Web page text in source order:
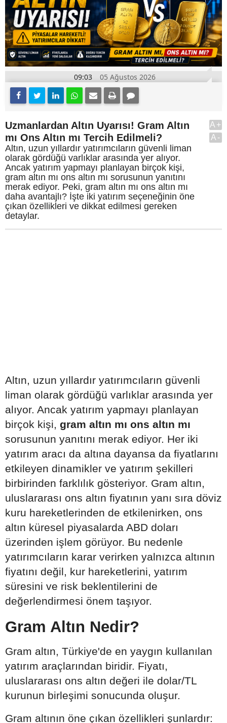
09:03 05 Ağustos 2026
Uzmanlardan Altın Uyarısı! Gram Altın
mı Ons Altın mı Tercih Edilmeli?
Altın, uzun yıllardır yatırımcıların güvenli liman
olarak gördüğü varlıklar arasında yer alıyor.
Ancak yatırım yapmayı planlayan birçok kişi,
gram altın mı ons altın mı sorusunun yanıtını
merak ediyor. Peki, gram altın mı ons altın mı
daha avantajlı? İşte iki yatırım seçeneğinin öne
çıkan özellikleri ve dikkat edilmesi gereken
detaylar.
A+
A-
Altın, uzun yıllardır yatırımcıların güvenli
liman olarak gördüğü varlıklar arasında yer
alıyor. Ancak yatırım yapmayı planlayan
birçok kişi, gram altın mı ons altın mı
sorusunun yanıtını merak ediyor. Her iki
yatırım aracı da altına dayansa da fiyatlarını
etkileyen dinamikler ve yatırım şekilleri
birbirinden farklılık gösteriyor. Gram altın,
uluslararası ons altın fiyatının yanı sıra döviz
kuru hareketlerinden de etkilenirken, ons
altın küresel piyasalarda ABD doları
üzerinden işlem görüyor. Bu nedenle
yatırımcıların karar verirken yalnızca altının
fiyatını değil, kur hareketlerini, yatırım
süresini ve risk beklentilerini de
değerlendirmesi önem taşıyor.
Gram Altın Nedir?
Gram altın, Türkiye'de en yaygın kullanılan
yatırım araçlarından biridir. Fiyatı,
uluslararası ons altın değeri ile dolar/TL
kurunun birleşimi sonucunda oluşur.
Gram altının öne çıkan özellikleri şunlardır: